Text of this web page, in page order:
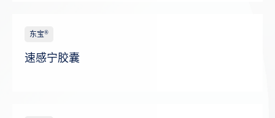
东宝®
速感宁胶囊